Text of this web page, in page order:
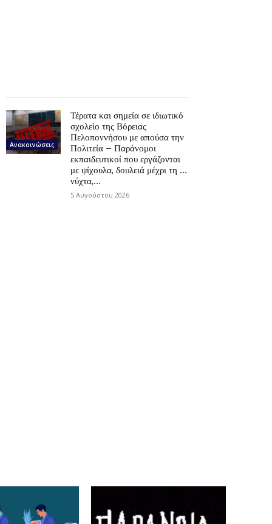
Ανακοινώσεις
Τέρατα και σημεία σε ιδιωτικό
σχολείο της Βόρειας
Πελοποννήσου με απούσα την
Πολιτεία – Παράνομοι
εκπαιδευτικοί που εργάζονται
με ψίχουλα, δουλειά μέχρι τη …
νύχτα,...
5 Αυγούστου 2026